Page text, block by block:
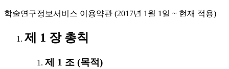
학술연구정보서비스 이용약관 (2017년 1월 1일 ~ 현재 적용)
제 1 장 총칙
제 1 조 (목적)